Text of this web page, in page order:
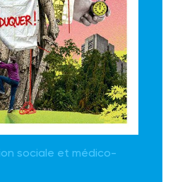
sociale et médico-